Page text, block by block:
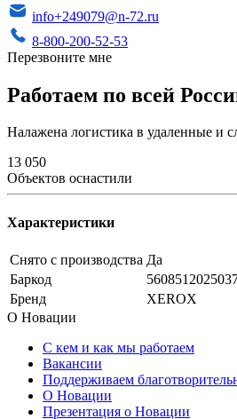
info+249079@n-72.ru
8-800-200-52-53
Перезвоните мне
Работаем по всей
Налажена логистика в удаленные и
13 050
Объектов оснастили
Характеристики
Снято с производства Да
Баркод
Бренд
XEROX
О Новации
С кем и как мы работаем
Вакансии
Поддерживаем
О Новации
Презентация о Новации